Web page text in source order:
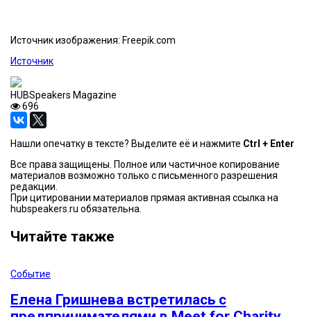
Источник изображения: Freepik.com
Источник
HUBSpeakers Magazine
696
Нашли опечатку в тексте? Выделите её и нажмите Ctrl + Enter
Все права защищены. Полное или частичное копирование
материалов возможно только с письменного разрешения
редакции.
При цитировании материалов прямая активная ссылка на
hubspeakers.ru обязательна.
Читайте также
Событие
Елена Гришнева встретилась с